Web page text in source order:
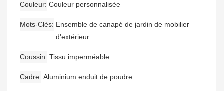
Couleur Couleur personnalisée
Mots-Clés Ensemble de canapé de jardin de mobilier
d'extérieur
Coussin Tissu imperméable
Cadre Aluminium enduit de poudre